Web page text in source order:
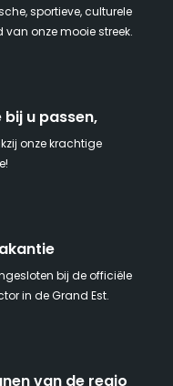
sportieve, culturele
onze mooie streek.
u passen,
onze krachtige
bij de officiële
in de Grand Est.